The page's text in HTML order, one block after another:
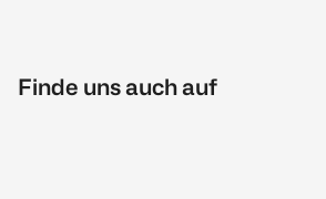
Finde uns auch auf